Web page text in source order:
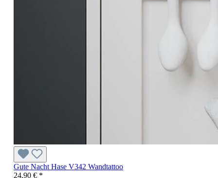
Gute Nacht Hase V342 Wandtattoo
24,90 € *